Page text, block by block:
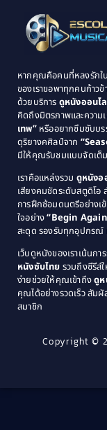
1995
1993
1989
1987
1985
1983
1979
1976
1974
1971
1969
1964
1940
หากคุณคือคนที่หลงรักใน
ของเราขอพาทุกคนก้าว
ด้วยบริการ ดูหนังออนไ
คิดถึงมิตรภาพและความ
เทพ”หรืออยากซึมซับบร
ดุริยางคศิลป์จาก
มีให้คุณรับชมแบบจัดเต็ม
เราคือแหล่งรวม ดูหนังอ
เสียงคมชัดระดับสตูดิโอ
การฝึกซ้อมดนตรีอย่างเ
ใจอย่าง“Begin
สะดุด รองรับทุกอุปกรณ์
เว็บดูหนังของเราเน้นก
หนังซับไทย รวมถึงซีรีส์
ง่ายช่วยให้คุณเข้าถึงดูห
คุณได้อย่างรวดเร็ว สัม
สมาชิก
Copyright ©